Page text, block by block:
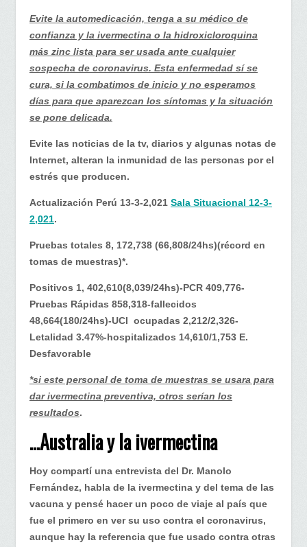
Evite la automedicación, tenga a su médico de
confianza y la ivermectina o la hidroxicloroquina
más zinc lista para ser usada ante cualquier
sospecha de coronavirus. Esta enfermedad sí se
cura, si la combatimos de inicio y no esperamos
días para que aparezcan los síntomas y la situación
se pone delicada.
Evite las noticias de la tv, diarios y algunas notas de
Internet, alteran la inmunidad de las personas por el
estrés que producen.
Actualización Perú 13-3-2,021 Sala Situacional 12-3-
2,021.
Pruebas totales 8, 172,738 (66,808/24hs)(récord en
tomas de muestras)*.
Positivos 1, 402,610(8,039/24hs)-PCR 409,776-
Pruebas Rápidas 858,318-fallecidos
48,664(180/24hs)-UCI ocupadas 2,212/2,326-
Letalidad 3.47%-hospitalizados 14,610/1,753 E.
Desfavorable
*si este personal de toma de muestras se usara para
dar ivermectina preventiva, otros serían los
resultados.
…Australia y la ivermectina
Hoy compartí una entrevista del Dr. Manolo
Fernández, habla de la ivermectina y del tema de las
vacuna y pensé hacer un poco de viaje al país que
fue el primero en ver su uso contra el coronavirus,
aunque hay la referencia que fue usado contra otras